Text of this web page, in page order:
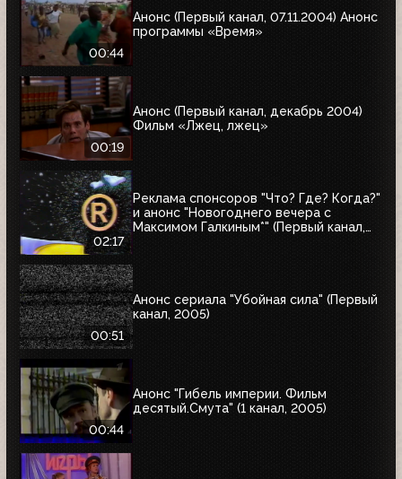
00:44
Анонс (Первый канал, 07.11.2004) Анонс
программы «Время»
00:19
Анонс (Первый канал, декабрь 2004)
Фильм «Лжец, лжец»
02:17
Реклама спонсоров "Что? Где? Когда?"
и анонс "Новогоднего вечера с
Максимом Галкиным*" (Первый канал,
00:51
Анонс сериала "Убойная сила" (Первый
канал, 2005)
00:44
Анонс "Гибель империи. Фильм
десятый.Смута" (1 канал, 2005)